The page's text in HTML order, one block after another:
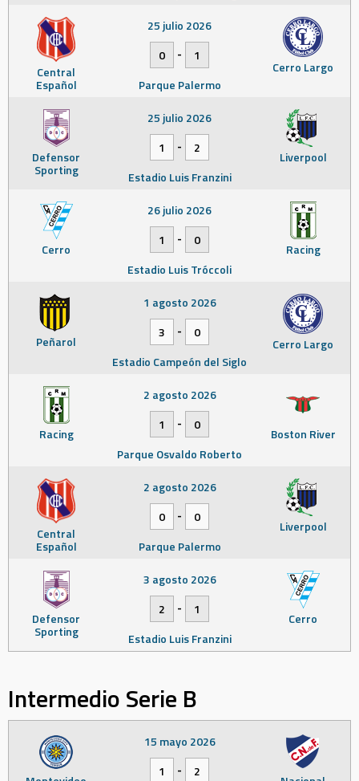
Central
Español
Cerro Largo
25 julio 2026
0
-
1
Parque Palermo
Defensor
Sporting
Liverpool
25 julio 2026
1
-
2
Estadio Luis Franzini
Cerro Racing
26 julio 2026
1
-
0
Estadio Luis Tróccoli
Peñarol Cerro Largo
1 agosto 2026
3
-
0
Estadio Campeón del Siglo
Racing Boston River
2 agosto 2026
1
-
0
Parque Osvaldo Roberto
Central
Español
Liverpool
2 agosto 2026
0
-
0
Parque Palermo
Defensor
Sporting
Cerro
3 agosto 2026
2
-
1
Estadio Luis Franzini
Intermedio Serie B
15 mayo 2026
1
- 2